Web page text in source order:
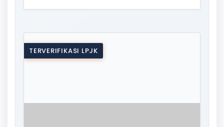
TERVERIFIKASI LPJK